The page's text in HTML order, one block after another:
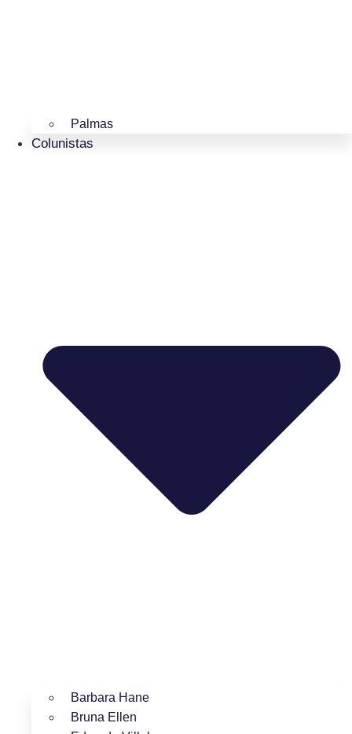
Palmas
Colunistas
Barbara Hane
Bruna Ellen